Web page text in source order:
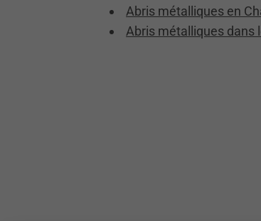
Abris métalliques en
Abris métalliques dans